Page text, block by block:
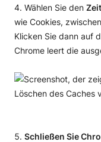
Wählen Sie den
wie Cookies,
Klicken Sie dann auf
Chrome leert die
Schließen Sie